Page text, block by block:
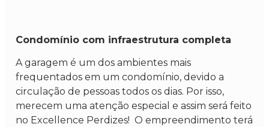
Condomínio com infraestrutura completa
A garagem é um dos ambientes mais
frequentados em um condomínio, devido a
circulação de pessoas todos os dias. Por isso,
merecem uma atenção especial e assim será feito
no Excellence Perdizes! O empreendimento terá